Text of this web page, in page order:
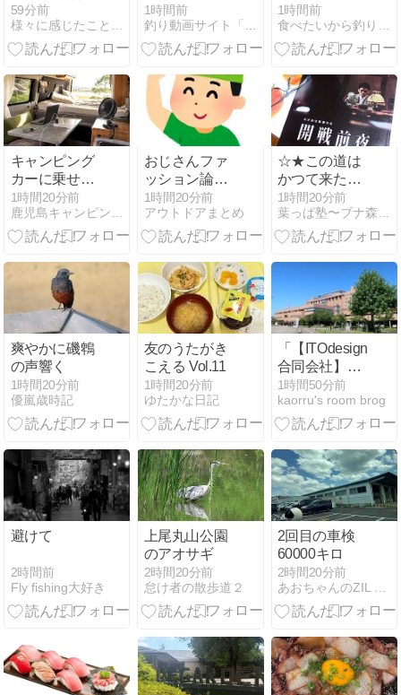
と初音ミクを
堪能も40℃超
えの灼熱地獄
た・・・
59分前
様々に感じたことの備忘録 | 日々の出来事で感じた諸々や欲…
が衝撃だった
【釣りいろ
は】
1時間前
釣り動画サイト「釣りエンタ」
1時間前
食べたいから釣りたい
キャンピング
カーに乗せて
おくと便利！
納車後に揃え
たいおすすめ
1時間20分前
鹿児島キャンピングカー専門店
おじさんファ
ッション論争
→次のターゲ
ットはボディ
バッグ?パー
ーフパンツも
ダメ悲鳴も
1時間20分前
アウトドアまとめ
☆★この道は
かつて来た
道？～『開戦
前夜』を観る
1時間20分前
葉っぱ塾〜ブナ森から吹く風
爽やかに磯鵯
の声響く
1時間20分前
優嵐歳時記
友のうたがき
こえる Vol.11
1時間20分前
ゆたかな日記
「【ITOdesigns
合同会社】特
定建築物の定
期調査を実施
させて頂いて
内病院様の建
物とヒポクラ
テスの木の写
真」
1時間50分前
kaorru's room brog
避けて
2時間前
Fly fishing大好き
上尾丸山公園
のアオサギ
2時間20分前
怠け者の散歩道２
2回目の車検
60000キロ
2時間20分前
あおちゃんのZIL Noble旅